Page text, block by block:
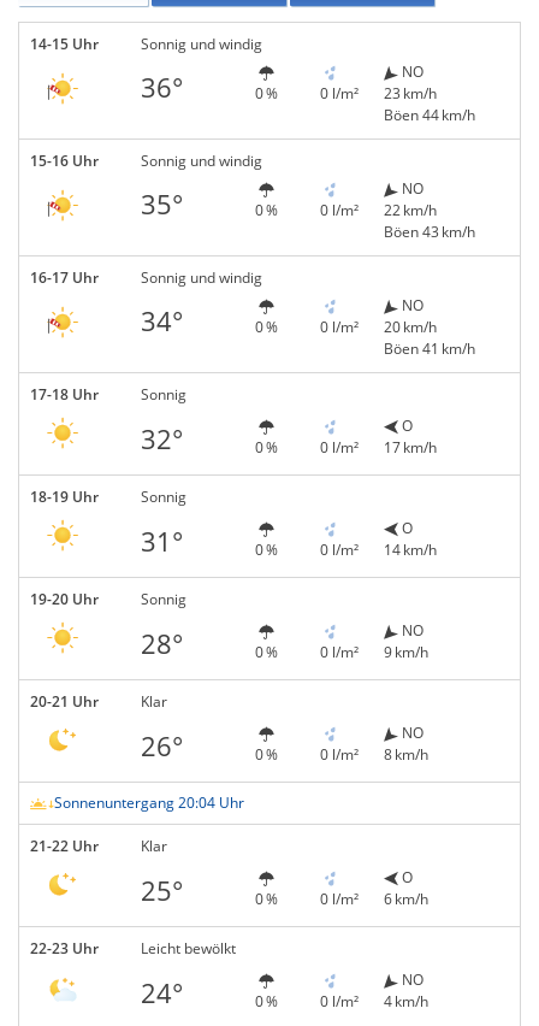
14-15 Uhr Sonnig und windig
36° 0 % 0 l/m²
NO
23 km/h
Böen 44 km/h
15-16 Uhr Sonnig und windig
35° 0 % 0 l/m²
NO
22 km/h
Böen 43 km/h
16-17 Uhr Sonnig und windig
34° 0 % 0 l/m²
NO
20 km/h
Böen 41 km/h
17-18 Uhr Sonnig
32° 0 % 0 l/m²
O
17 km/h
18-19 Uhr Sonnig
31° 0 % 0 l/m²
O
14 km/h
19-20 Uhr Sonnig
28° 0 % 0 l/m²
NO
9 km/h
20-21 Uhr Klar
26° 0 % 0 l/m²
NO
8 km/h
Sonnenuntergang 20:04 Uhr
21-22 Uhr Klar
25° 0 % 0 l/m²
O
6 km/h
22-23 Uhr Leicht bewölkt
24° 0 % 0 l/m²
NO
4 km/h